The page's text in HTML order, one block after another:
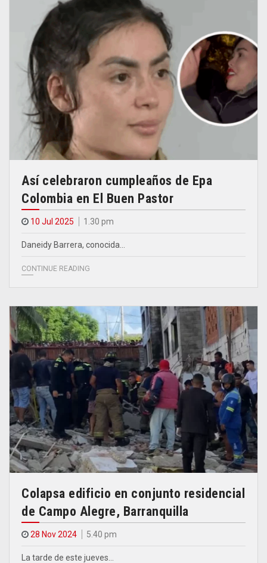
Así celebraron cumpleaños de Epa
Colombia en El Buen Pastor
10 Jul 2025 1.30 pm
Daneidy Barrera, conocida…
CONTINUE READING
Colapsa edificio en conjunto residencial
de Campo Alegre, Barranquilla
28 Nov 2024 5.40 pm
La tarde de este jueves…